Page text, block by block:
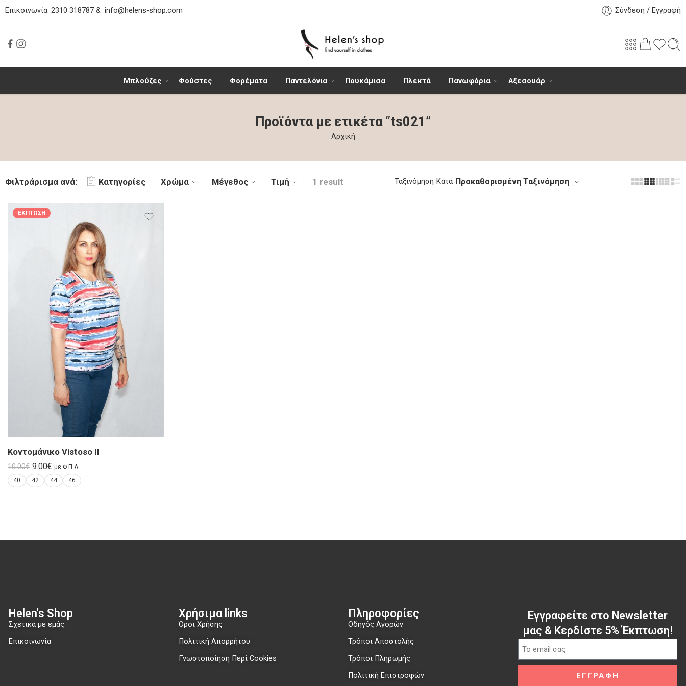
Επικοινωνία: 2310 318787 & info@helens-shop.com Σύνδεση / Εγγραφή
Μπλούζες Φούστες Φορέματα Παντελόνια Πουκάμισα Πλεκτά Πανωφόρια Αξεσουάρ
Προϊόντα με ετικέτα “ts021”
Αρχική
Φιλτράρισμα ανά: Κατηγορίες Χρώμα Μέγεθος Τιμή 1 result Ταξινόμηση Κατά Προκαθορισμένη Ταξινόμηση
ΈΚΠΤΩΣΗ
Κοντομάνικο Vistoso II
10.00€ 9.00€ με Φ.Π.Α.
40
42 44 46
Helen's Shop
Σχετικά με εμάς
Επικοινωνία
Χρήσιμα links​
Όροι Χρήσης
Πολιτική Απορρήτου
Γνωστοποίηση Περί Cookies
Πληροφορίες
Οδηγός Αγορών
Τρόποι Αποστολής
Τρόποι Πληρωμής
Πολιτική Επιστροφών
Εγγραφείτε στο Newsletter
μας & Κερδίστε 5% Έκπτωση!
ΕΓΓΡΑΦΗ